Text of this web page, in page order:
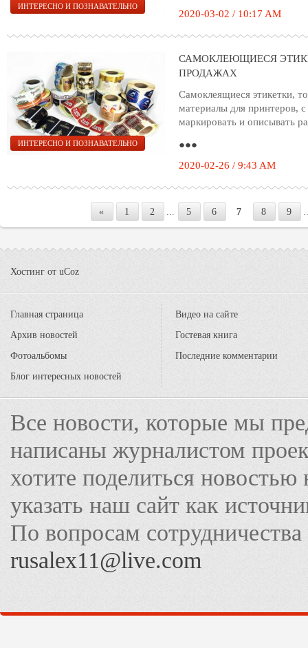
ИНТЕРЕСНО И ПОЗНАВАТЕЛЬНО
2020-03-02 / 10:17 AM
ИНТЕРЕСНО И ПОЗНАВАТЕЛЬНО
САМОКЛЕЮЩИЕСЯ
ПРОДАЖАХ
Самоклеящиеся этикетки,
материалы для принтеров,
маркировать и описывать
●●●
2020-02-26 / 9:43 AM
« 1 2 ... 5 6 7 8 9
Хостинг от uCoz
Главная страница
Архив новостей
Фотоальбомы
Блог интересных новостей
Видео на сайте
Гостевая книга
Последние комментарии
Все новости, которые мы
написаны журналистом
хотите поделиться
указать наш сайт как
По вопросам
rusalex11@live.com